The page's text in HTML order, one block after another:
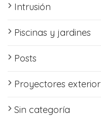
Intrusión
Piscinas y jardines
Posts
Proyectores exterior
Sin categoría